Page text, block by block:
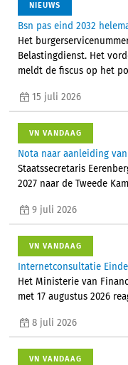
NIEUWS
Bsn pas eind 2032
Het
Belastingdienst. Het
meldt de fiscus op het
15 juli 2026
VN VANDAAG
Nota naar aanleiding
Staatssecretaris
2027 naar de Tweede
9 juli 2026
VN VANDAAG
Internetconsultatie
Het Ministerie van
met 17 augustus 2026
8 juli 2026
VN VANDAAG